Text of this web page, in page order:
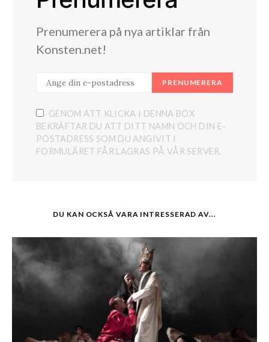
Prenumerera på nya artiklar från
Konsten.net!
PRENUMERERA
GENOM ATT KLICKA I DENNA BOX
BEKRÄFTAR DU ATT DITT NAMN OCH DIN E-
POSTADRESS SOM DU ANGIVIT I
FORMULÄRET FÅR LAGRAS PÅ VÅR SERVER.
DU KAN OCKSÅ VARA INTRESSERAD AV...